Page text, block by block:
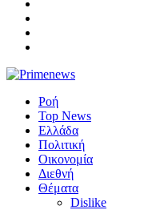
Ροή
Top News
Ελλάδα
Πολιτική
Οικονομία
Διεθνή
Θέματα
Dislike